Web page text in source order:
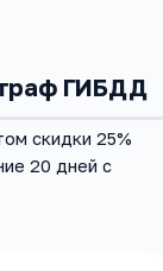
ГИБДД
скидки 25%
20 дней с